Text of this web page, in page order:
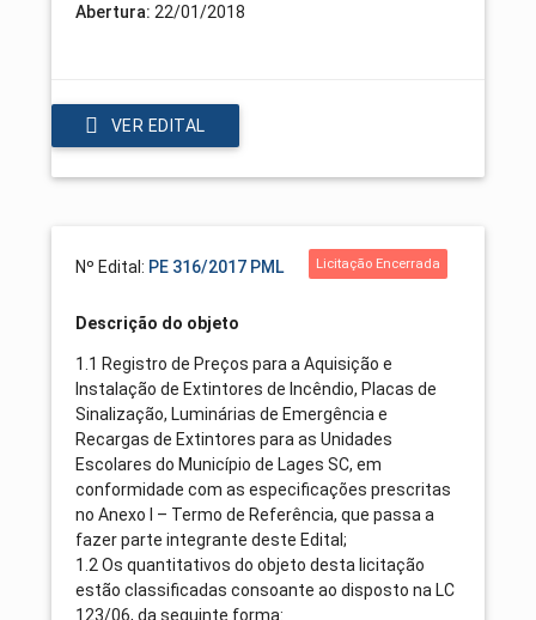
Abertura: 22/01/2018
VER EDITAL
Nº Edital: PE 316/2017 PML Licitação Encerrada
Descrição do objeto
1.1 Registro de Preços para a Aquisição e
Instalação de Extintores de Incêndio, Placas de
Sinalização, Luminárias de Emergência e
Recargas de Extintores para as Unidades
Escolares do Município de Lages SC, em
conformidade com as especificações prescritas
no Anexo I – Termo de Referência, que passa a
fazer parte integrante deste Edital;
1.2 Os quantitativos do objeto desta licitação
estão classificadas consoante ao disposto na LC
123/06, da seguinte forma: